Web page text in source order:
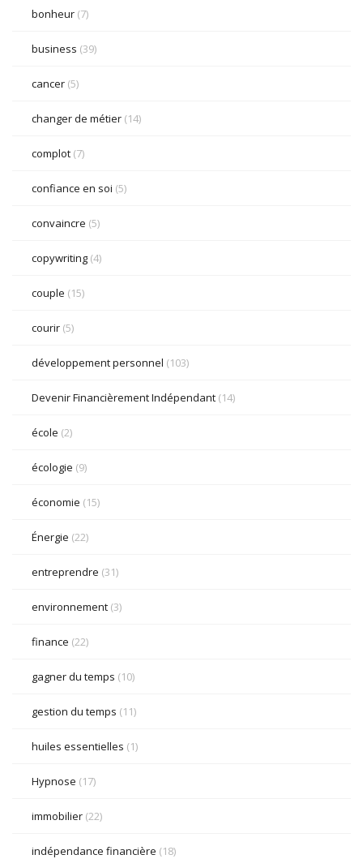
bonheur (7)
business (39)
cancer (5)
changer de métier (14)
complot (7)
confiance en soi (5)
convaincre (5)
copywriting (4)
couple (15)
courir (5)
développement personnel (103)
Devenir Financièrement Indépendant (14)
école (2)
écologie (9)
économie (15)
Énergie (22)
entreprendre (31)
environnement (3)
finance (22)
gagner du temps (10)
gestion du temps (11)
huiles essentielles (1)
Hypnose (17)
immobilier (22)
indépendance financière (18)